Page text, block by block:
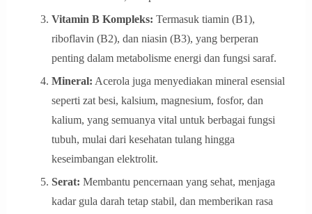
Vitamin B Kompleks: Termasuk tiamin (B1),
riboflavin (B2), dan niasin (B3), yang berperan
penting dalam metabolisme energi dan fungsi saraf.
Mineral: Acerola juga menyediakan mineral esensial
seperti zat besi, kalsium, magnesium, fosfor, dan
kalium, yang semuanya vital untuk berbagai fungsi
tubuh, mulai dari kesehatan tulang hingga
keseimbangan elektrolit.
Serat: Membantu pencernaan yang sehat, menjaga
kadar gula darah tetap stabil, dan memberikan rasa